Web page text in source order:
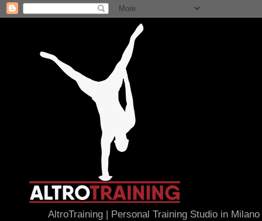
AltroTraining | Personal Training Studio in Milano